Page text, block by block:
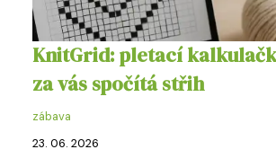
KnitGrid: pletací
za vás spočítá střih
zábava
23. 06. 2026